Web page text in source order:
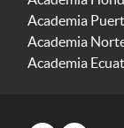
Academia
Academia
Academia